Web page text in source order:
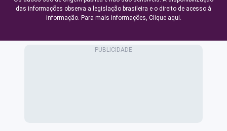
das informações observa a legislação brasileira e o direito de acesso à
informação. Para mais informações, Clique aqui.